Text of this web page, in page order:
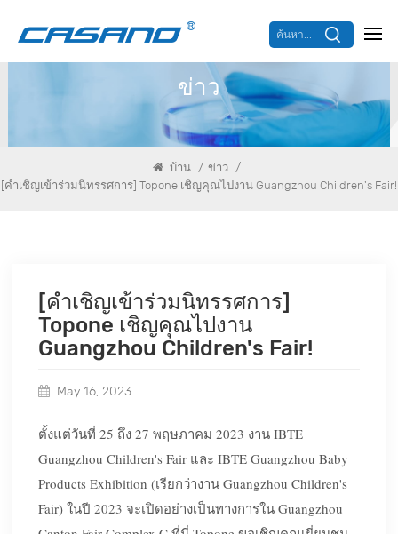
ค้นหา...
ข่าว
บ้าน / ข่าว /
[คำเชิญเข้าร่วมนิทรรศการ] Topone เชิญคุณไปงาน Guangzhou Children's Fair!
[คำเชิญเข้าร่วมนิทรรศการ]
Topone เชิญคุณไปงาน
Guangzhou Children's Fair!
May 16, 2023
ตั้งแต่วันที่ 25 ถึง 27 พฤษภาคม 2023 งาน IBTE
Guangzhou Children's Fair และ IBTE Guangzhou Baby
Products Exhibition (เรียกว่างาน Guangzhou Children's
Fair) ในปี 2023 จะเปิดอย่างเป็นทางการใน Guangzhou